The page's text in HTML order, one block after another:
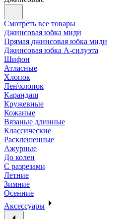
Смотреть все товары
Джинсовая юбка миди
Прямая джинсовая юбка миди
Джинсовая юбка А-силуэта
Шифон
Атласные
Хлопок
Лен\хлопок
Карандаш
Кружевные
Кожаные
Вязаные длинные
Классические
Расклешенные
Ажурные
До колен
С разрезами
Летние
Зимние
Осенние
Аксессуары